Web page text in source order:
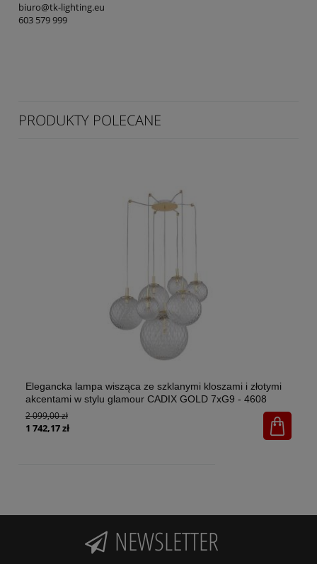
biuro@tk-lighting.eu
603 579 999
PRODUKTY POLECANE
Elegancka lampa wisząca ze szklanymi kloszami i złotymi
akcentami w stylu glamour CADIX GOLD 7xG9 - 4608
2 099,00 zł
1 742,17 zł
NEWSLETTER